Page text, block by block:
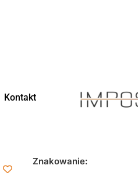
Kontakt
Znakowanie: